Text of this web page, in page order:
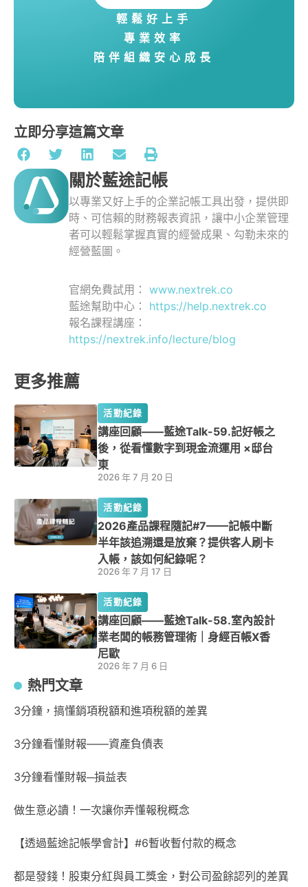
輕鬆好上手
專業效率
陪伴組織安心成長
立即分享這篇文章
關於藍途記帳
以專業又好上手的企業記帳工具出發，提供即
時、可信賴的財務報表資訊，讓中小企業管理
者可以輕鬆掌握真實的經營成果、勾勒未來的
經營藍圖。
官網免費試用： www.nextrek.co
藍途幫助中心： https://help.nextrek.co
報名課程講座：
https://nextrek.info/lecture/blog
更多推薦
活動紀錄
講座回顧——藍途Talk-59.記好帳之
後，從看懂數字到現金流運用 ×邸台
東
2026 年 7 月 20 日
活動紀錄
2026產品課程隨記#7——記帳中斷
半年該追溯還是放棄？提供客人刷卡
入帳，該如何紀錄呢？
2026 年 7 月 17 日
活動紀錄
講座回顧——藍途Talk-58.室內設計
業老闆的帳務管理術｜身經百帳X香
尼歐
2026 年 7 月 6 日
熱門文章
3分鐘，搞懂銷項稅額和進項稅額的差異
3分鐘看懂財報——資產負債表
3分鐘看懂財報─損益表
做生意必讀！一次讓你弄懂報稅概念
【透過藍途記帳學會計】#6暫收暫付款的概念
都是發錢！股東分紅與員工獎金，對公司盈餘認列的差異